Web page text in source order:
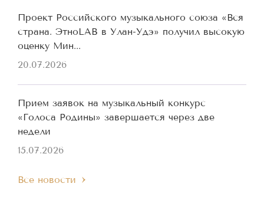
Проект Российского музыкального союза «Вся
страна. ЭтноLAB в Улан-Удэ» получил высокую
оценку Мин...
20.07.2026
Прием заявок на музыкальный конкурс
«Голоса Родины» завершается через две
недели
15.07.2026
Все новости